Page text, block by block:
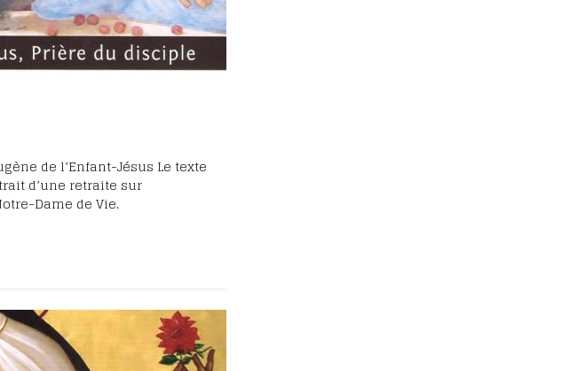
de l’Enfant-Jésus Le texte
d’une retraite sur
Dame de Vie.